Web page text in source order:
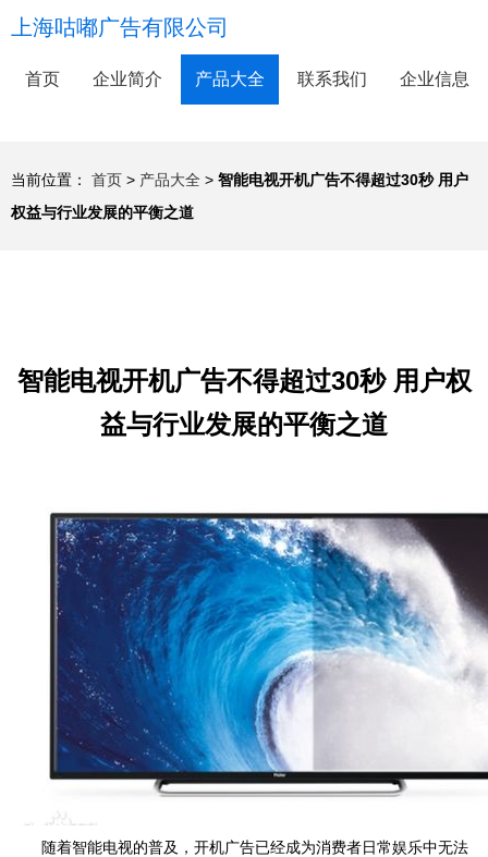
上海咕嘟广告有限公司
首页 企业简介 产品大全 联系我们 企业信息
当前位置： 首页 > 产品大全 > 智能电视开机广告不得超过30秒 用户
权益与行业发展的平衡之道
智能电视开机广告不得超过30秒 用户权
益与行业发展的平衡之道
随着智能电视的普及，开机广告已经成为消费者日常娱乐中无法